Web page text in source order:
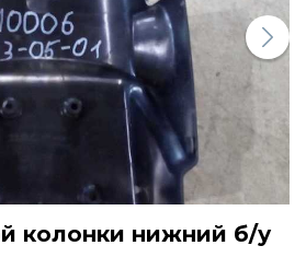
Все марки
колонки нижний б/у